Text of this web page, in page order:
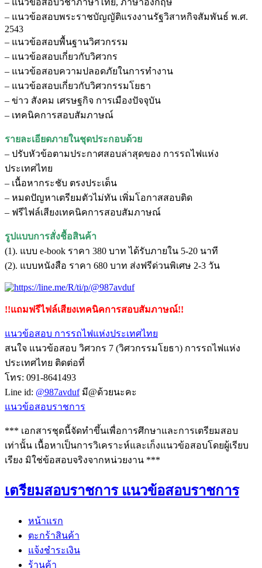
– แนวข้อสอบพระราชบัญญัติแรงงานรัฐวิสาหกิจสัมพันธ์ พ.ศ.
2543
– แนวข้อสอบพื้นฐานวิศวกรรม
– แนวข้อสอบเกี่ยวกับวิศวกร
– แนวข้อสอบความปลอดภัยในการทำงาน
– แนวข้อสอบเกี่ยวกับวิศวกรรมโยธา
– ข่าว สังคม เศรษฐกิจ การเมืองปัจจุบัน
– เทคนิคการสอบสัมภาษณ์
รายละเอียดภายในชุดประกอบด้วย
– ปรับหัวข้อตามประกาศสอบล่าสุดของ การรถไฟแห่ง
ประเทศไทย
– เนื้อหากระชับ ตรงประเด็น
– หมดปัญหาเตรียมตัวไม่ทัน เพิ่มโอกาสสอบติด
– ฟรีไฟล์เสียงเทคนิคการสอบสัมภาษณ์
รูปแบบการสั่งชื้อสินค้า
(1). แบบ e-book ราคา 380 บาท ได้รับภายใน 5-20 นาที
(2). แบบหนังสือ ราคา 680 บาท ส่งฟรีด่วนพิเศษ 2-3 วัน
!!แถมฟรีไฟล์เสียงเทคนิคการสอบสัมภาษณ์!!
แนวข้อสอบ การรถไฟแห่งประเทศไทย
สนใจ แนวข้อสอบ วิศวกร 7 (วิศวกรรมโยธา) การรถไฟแห่ง
ประเทศไทย ติดต่อที่
โทร: 091-8641493
Line id: @987avdufมี@ด้วยนะคะ
แนวข้อสอบราชการ
*** เอกสารชุดนี้จัดทำขึ้นเพื่อการศึกษาและการเตรียมสอบ
เท่านั้น เนื้อหาเป็นการวิเคราะห์และเก็งแนวข้อสอบโดยผู้เรียบ
เรียง มิใช่ข้อสอบจริงจากหน่วยงาน ***
เตรียมสอบราชการ แนวข้อสอบราชการ
หน้าแรก
ตะกร้าสินค้า
แจ้งชำระเงิน
ร้านค้า